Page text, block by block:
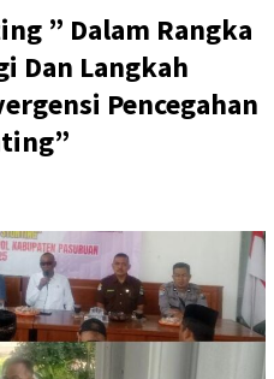
” Dalam Rangka
Dan Langkah
Pencegahan